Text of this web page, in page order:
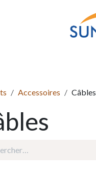
Accessoires Câbles